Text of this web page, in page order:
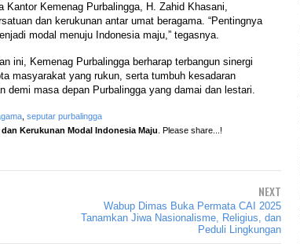
Kantor Kemenag Purbalingga, H. Zahid Khasani,
dan kerukunan antar umat beragama. “Pentingnya
modal menuju Indonesia maju,” tegasnya.
ini, Kemenag Purbalingga berharap terbangun sinergi
masyarakat yang rukun, serta tumbuh kesadaran
demi masa depan Purbalingga yang damai dan lestari.
seputar purbalingga
Kerukunan Modal Indonesia Maju . Please share...!
NEXT
Wabup Dimas Buka Permata CAI 2025
Tanamkan Jiwa Nasionalisme, Religius, dan
Peduli Lingkungan